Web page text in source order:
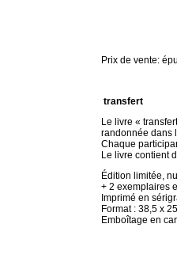
Prix de vente:
transfert
Le livre «
randonnée dans
Chaque
Le livre contient
Édition limitée,
+ 2 exemplaires
Imprimé en
Format : 38,5 x
Emboîtage en